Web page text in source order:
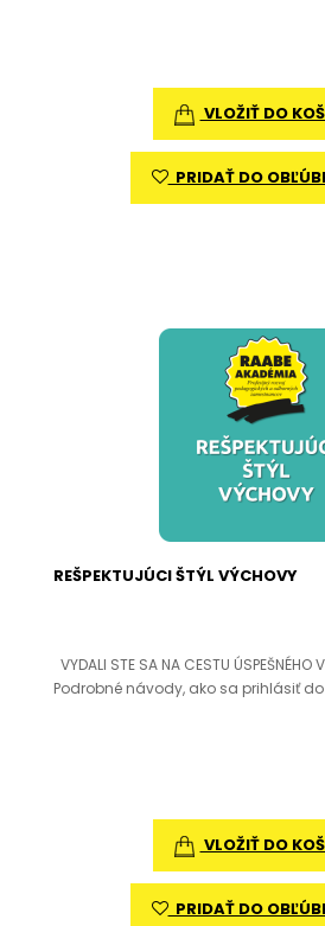
VLOŽIŤ DO
PRIDAŤ DO
REŠPEKTUJÚCI ŠTÝL VÝCHOVY
VYDALI STE SA NA CESTU ÚSPEŠNÉHO
Podrobné návody, ako sa prihlásiť
VLOŽIŤ DO
PRIDAŤ DO